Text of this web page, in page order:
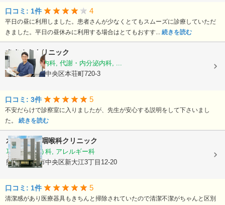
口コミ: 1件 4
平日の昼に利用しました。患者さんが少なくとてもスムーズに診療していただ
きました。平日の昼休みに利用する場合はとてもおすす... 続きを読む
きさぬきクリニック
糖尿病内科, 内科, 代謝・内分泌内科, ...
熊本県熊本市中央区本荘町720-3
口コミ: 3件 5
不安だらけで診察室に入りましたが、先生が安心する説明をして下さいまし
た。 続きを読む
水前寺耳鼻咽喉科クリニック
耳鼻いんこう科, アレルギー科
熊本県熊本市中央区新大江3丁目12-20
口コミ: 1件 5
清潔感があり医療器具もきちんと掃除されていたので清潔不潔がちゃんと区別